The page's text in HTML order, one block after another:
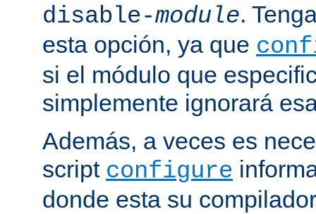
disable-module.
esta opción, ya que
si el módulo que
simplemente ignorará
Además, a veces es
script configure
donde esta su